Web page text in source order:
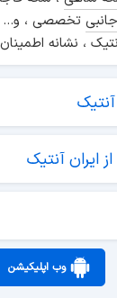
تخصصی ، و...
، نشانه
ایران آنتیک
وب اپلیکیشن